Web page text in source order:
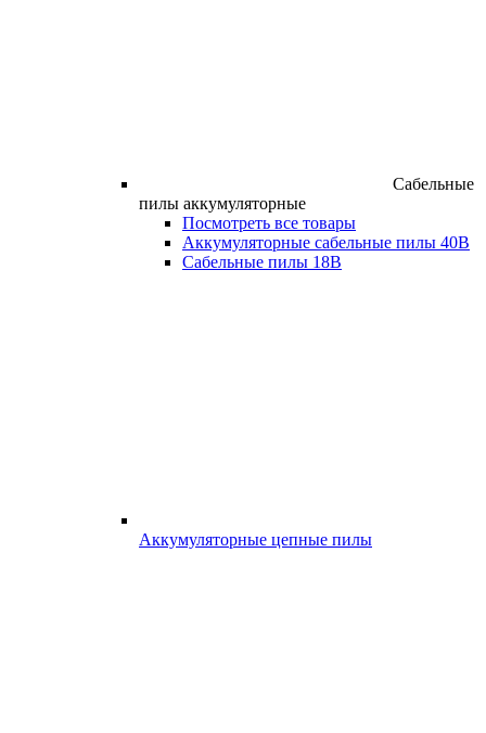
Сабельные
пилы аккумуляторные
Посмотреть все товары
Аккумуляторные сабельные пилы 40В
Сабельные пилы 18В
Аккумуляторные цепные пилы